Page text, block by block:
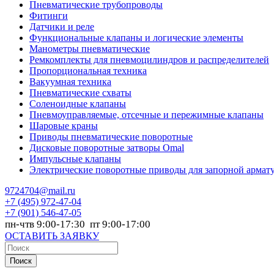
Пневматические трубопроводы
Фитинги
Датчики и реле
Функциональные клапаны и логические элементы
Манометры пневматические
Ремкомплекты для пневмоцилиндров и распределителей
Пропорциональная техника
Вакуумная техника
Пневматические схваты
Соленоидные клапаны
Пневмоуправляемые, отсечные и пережимные клапаны
Шаровые краны
Приводы пневматические поворотные
Дисковые поворотные затворы Omal
Импульсные клапаны
Электрические поворотные приводы для запорной
9724704@mail.ru
+7 (495) 972-47-04
+7 (901) 546-47-05
пн-чтв 9:00-17:30 пт 9:00-17:00
ОСТАВИТЬ ЗАЯВКУ
Поиск